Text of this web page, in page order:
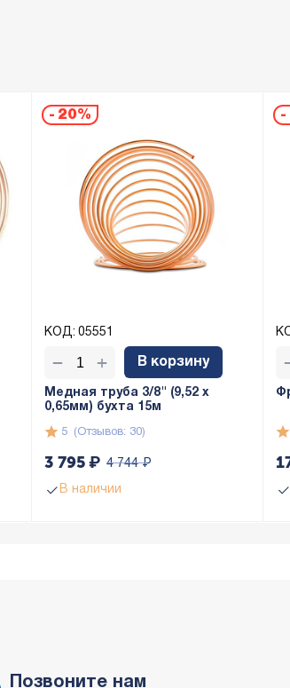
- 20%
КОД: 05551
Медная труба 3/8" (9,52 x
0,65мм) бухта 15м
(Отзывов: 30)
5
В наличии
4 744 ₽
3 795₽
В корзину
+
−
-
Позвоните нам